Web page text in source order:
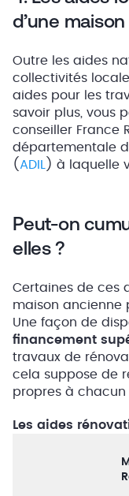
d’une
Outre les aides
collectivités
aides pour les
savoir plus, vous
conseiller France
départementale
( ADIL ) à laquelle
Peut-on
elles ?
Certaines de ces
maison ancienne
Une façon de
financement
travaux de
cela suppose de
propres à chacun
Les aides